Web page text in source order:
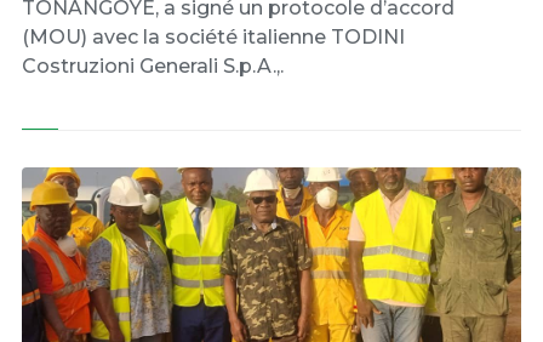
TONANGOYE, a signé un protocole d’accord
(MOU) avec la société italienne TODINI
Costruzioni Generali S.p.A.,.